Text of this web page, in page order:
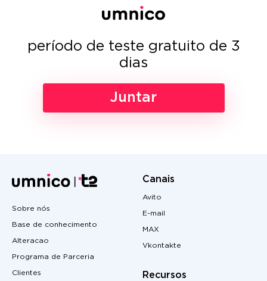
período de teste gratuito de 3
dias
Juntar
Sobre nós
Base de conhecimento
Alteracao
Programa de Parceria
Clientes
Canais
Avito
E-mail
MAX
Vkontakte
Recursos